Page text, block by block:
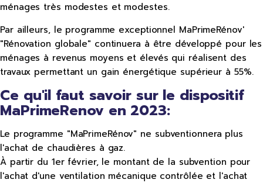
ménages très modestes et modestes.
Par ailleurs, le programme exceptionnel MaPrimeRénov'
"Rénovation globale" continuera à être développé pour les
ménages à revenus moyens et élevés qui réalisent des
travaux permettant un gain énergétique supérieur à 55%.
Ce qu'il faut savoir sur le dispositif
MaPrimeRenov en 2023:
Le programme "MaPrimeRénov" ne subventionnera plus
l'achat de chaudières à gaz.
À partir du 1er février, le montant de la subvention pour
l'achat d'une ventilation mécanique contrôlée et l'achat